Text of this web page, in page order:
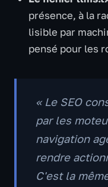
présence, à la
lisible par
pensé pour les
« Le SEO
par les
navigation
rendre
C'est la